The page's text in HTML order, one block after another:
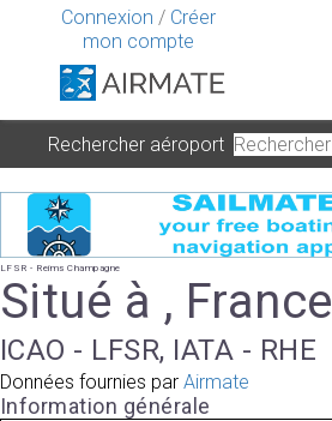
Connexion / Créer
mon compte
Rechercher aéroport
LFSR - Reims Champagne
Situé à , France
ICAO - LFSR, IATA - RHE
Données fournies par Airmate
Information générale